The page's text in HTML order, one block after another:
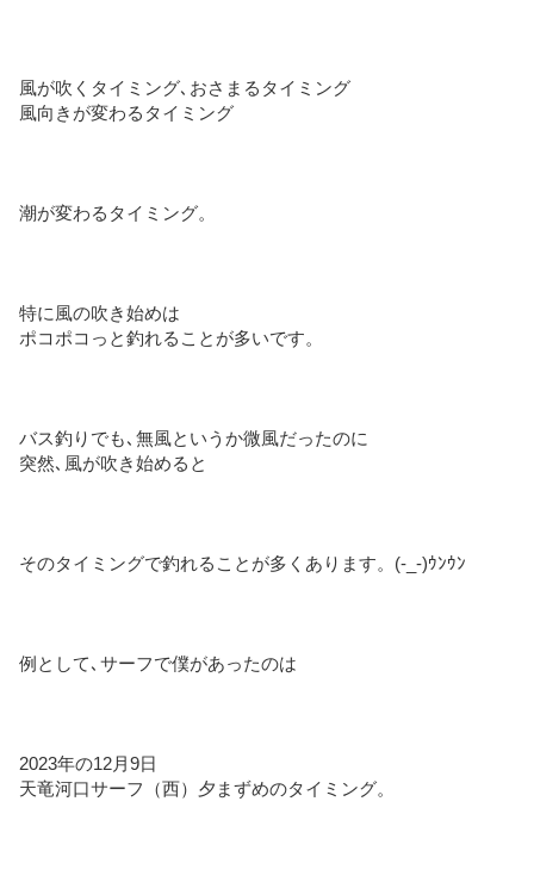
風が吹くタイミング､おさまるタイミング
風向きが変わるタイミング
潮が変わるタイミング。
特に風の吹き始めは
ポコポコっと釣れることが多いです。
バス釣りでも､無風というか微風だったのに
突然､風が吹き始めると
そのタイミングで釣れることが多くあります。(-_-)ｳﾝｳﾝ
例として､サーフで僕があったのは
2023年の12月9日
天竜河口サーフ（西）夕まずめのタイミング。